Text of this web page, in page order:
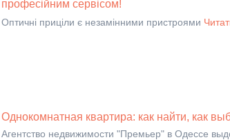
професійним сервісом!
Оптичні приціли є незамінними пристроями
Однокомнатная квартира: как найти, как
Агентство недвижимости "Премьер" в Одессе